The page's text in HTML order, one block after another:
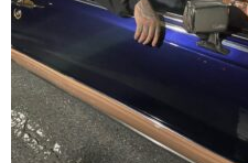
ゲームシャツ
コーチジャケット
スウェット＆フーディ
パンツ